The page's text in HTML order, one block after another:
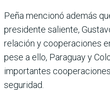
Peña mencionó además
presidente saliente,
relación y cooperaciones
pese a ello, Paraguay y
importantes
seguridad.